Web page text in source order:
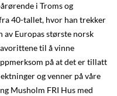
i Troms og
40-tallet, hvor han trekker
av Europas største norsk
til å vinne
på at det er tillatt
og venner på våre
Musholm FRI Hus med